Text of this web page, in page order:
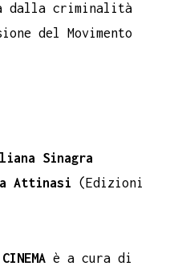
dalla criminalità
del Movimento
Sinagra
Attinasi (Edizioni
è a cura di